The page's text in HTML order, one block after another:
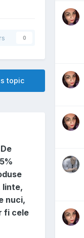
0
topic
linte,
nuci,
fi cele